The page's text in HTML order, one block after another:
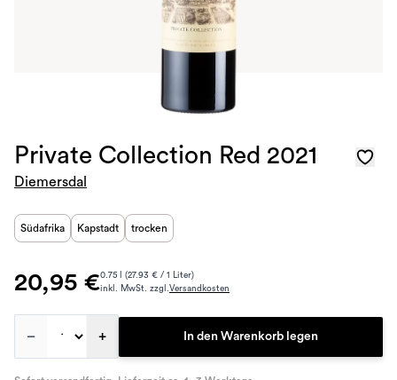
Private Collection Red 2021
Diemersdal
Südafrika Kapstadt trocken
20,95 €0.75 l (27.93 € / 1 Liter)
inkl. MwSt. zzgl.Versandkosten
– + In den Warenkorb legen